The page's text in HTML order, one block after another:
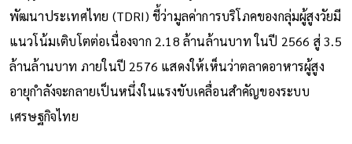
พัฒนาประเทศไทย (TDRI) ชี้ว่ามูลค่าการบริโภคของกลุ่มผู้สูงวัยมี
แนวโน้มเติบโตต่อเนื่องจาก 2.18 ล้านล้านบาท ในปี 2566 สู่ 3.5
ล้านล้านบาท ภายในปี 2576 แสดงให้เห็นว่าตลาดอาหารผู้สูง
อายุกำลังจะกลายเป็นหนึ่งในแรงขับเคลื่อนสำคัญของระบบ
เศรษฐกิจไทย